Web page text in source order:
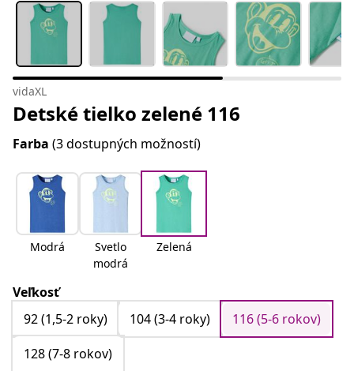
vidaXL
Detské tielko zelené 116
Farba (3 dostupných možností)
Modrá
Svetlo
modrá
Zelená
Veľkosť
92 (1,5-2 roky)
104 (3-4 roky)
116 (5-6 rokov)
128 (7-8 rokov)